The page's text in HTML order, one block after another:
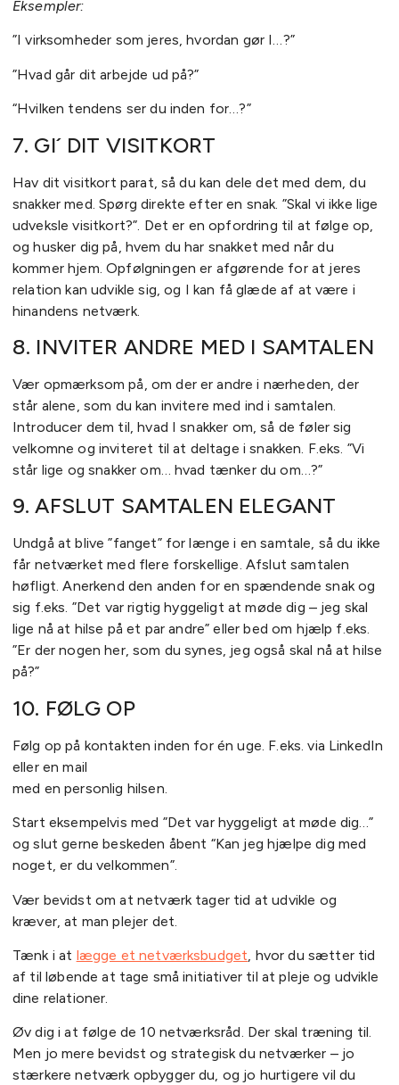
Eksempler:
”I virksomheder som jeres, hvordan gør I…?”
”Hvad går dit arbejde ud på?”
“Hvilken tendens ser du inden for…?”
7. GI´ DIT VISITKORT
Hav dit visitkort parat, så du kan dele det med dem, du
snakker med. Spørg direkte efter en snak. ”Skal vi ikke lige
udveksle visitkort?”. Det er en opfordring til at følge op,
og husker dig på, hvem du har snakket med når du
kommer hjem. Opfølgningen er afgørende for at jeres
relation kan udvikle sig, og I kan få glæde af at være i
hinandens netværk.
8. INVITER ANDRE MED I SAMTALEN
Vær opmærksom på, om der er andre i nærheden, der
står alene, som du kan invitere med ind i samtalen.
Introducer dem til, hvad I snakker om, så de føler sig
velkomne og inviteret til at deltage i snakken. F.eks. ”Vi
står lige og snakker om… hvad tænker du om…?”
9. AFSLUT SAMTALEN ELEGANT
Undgå at blive ”fanget” for længe i en samtale, så du ikke
får netværket med flere forskellige. Afslut samtalen
høfligt. Anerkend den anden for en spændende snak og
sig f.eks. ”Det var rigtig hyggeligt at møde dig – jeg skal
lige nå at hilse på et par andre” eller bed om hjælp f.eks.
”Er der nogen her, som du synes, jeg også skal nå at hilse
på?”
10. FØLG OP
Følg op på kontakten inden for én uge. F.eks. via LinkedIn
eller en mail
med en personlig hilsen.
Start eksempelvis med ”Det var hyggeligt at møde dig…”
og slut gerne beskeden åbent “Kan jeg hjælpe dig med
noget, er du velkommen”.
Vær bevidst om at netværk tager tid at udvikle og
kræver, at man plejer det.
Tænk i at lægge et netværksbudget, hvor du sætter tid
af til løbende at tage små initiativer til at pleje og udvikle
dine relationer.
Øv dig i at følge de 10 netværksråd. Der skal træning til.
Men jo mere bevidst og strategisk du netværker – jo
stærkere netværk opbygger du, og jo hurtigere vil du